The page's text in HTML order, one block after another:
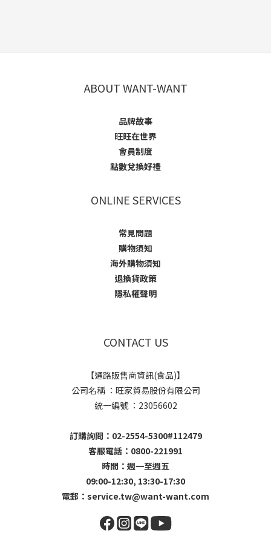
ABOUT WANT-WANT
品牌故事
旺旺在世界
會員制度
點數兌換好禮
ONLINE SERVICES
常見問題
購物須知
海外購物須知
退換貨政策
隱私權聲明
CONTACT US
【通路販售商資訊(食品)】
公司名稱 ：旺家貿易股份有限公司
統一編號 ：23056602
訂購詢問：02-2554-5300#112479
客服電話：0800-221991
時間：週一至週五
09:00-12:30, 13:30-17:30
電郵： service.tw@want-want.com